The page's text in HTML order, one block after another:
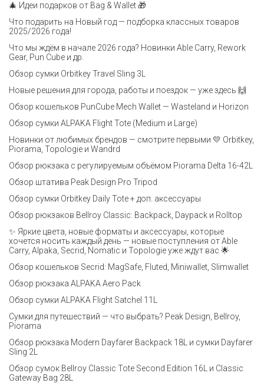
🎄 Идеи подарков от Bag & Wallet 🎁
Что подарить на Новый год — подборка классных товаров
2025/2026 года!
Что мы ждём в начале 2026 года? Новинки Able Carry, Rework
Gear, Pun Cube и др.
Обзор сумки Orbitkey Travel Sling 3L
Новые решения для города, работы и поездок — уже здесь 🙌
Обзор кошельков PunCube Mech Wallet — Wasteland и Horizon
Обзор сумки ALPAKA Flight Tote (Medium и Large)
Новинки от любимых брендов — смотрите первыми 💛 Orbitkey,
Piorama, Topologie и Wandrd
Обзор рюкзака с регулируемым объёмом Piorama Delta 16-42L
Обзор штатива Peak Design Pro Tripod
Обзор сумки Orbitkey Daily Tote + доп. аксессуары
Обзор рюкзаков Bellroy Classic: Backpack, Daypack и Rolltop
✨ Яркие цвета, новые форматы и аксессуары, которые
хочется носить каждый день — новые поступления от Able
Carry, Alpaka, Secrid, Nomatic и Topologie уже ждут вас 🌟
Обзор кошельков Secrid: MagSafe, Fluted, Miniwallet, Slimwallet
Обзор рюкзака ALPAKA Aero Pack
Обзор сумки ALPAKA Flight Satchel 11L
Сумки для путешествий — что выбрать? Peak Design, Bellroy,
Piorama
Обзор рюкзака Modern Dayfarer Backpack 18L и сумки Dayfarer
Sling 2L
Обзор сумок Bellroy Classic Tote Second Edition 16L и Classic
Gateway Bag 28L